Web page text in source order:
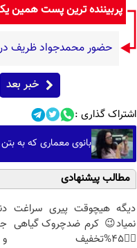
پربیننده ترین پست همین
حضور محمدجواد ظریف در
خبر بعد
اشتراک گذاری :
بانوی معماری که به بتن
مطالب پیشنهادی
دیگه هیچوقت پیری سراغت
نمیاد😉 کرم ضدچروک گیاهی
👈🏻45%تخفیف